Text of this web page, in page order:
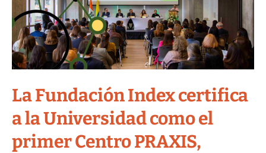
La Fundación Index certifica
a la Universidad como el
primer Centro PRAXIS,